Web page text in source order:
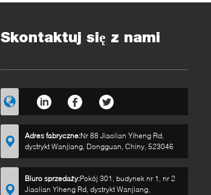
Skontaktuj się z nami
Adres fabryczne:Nr 88 Jiaolian Yiheng Rd,
dystrykt Wanjiang, Dongguan, Chiny, 523046
Biuro sprzedaży:Pokój 301, budynek nr 1, nr 2
Jiaolian Yiheng Rd, dystrykt Wanjiang,